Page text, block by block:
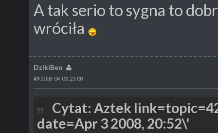
A tak serio to sygna to
wróciła
DzikiBen
#9 2008-04-03, 23:08
Cytat: Aztek
date=Apr 3 2008, 20:52\'